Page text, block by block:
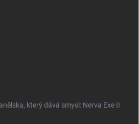
který dává smysl: Nerva Exe II